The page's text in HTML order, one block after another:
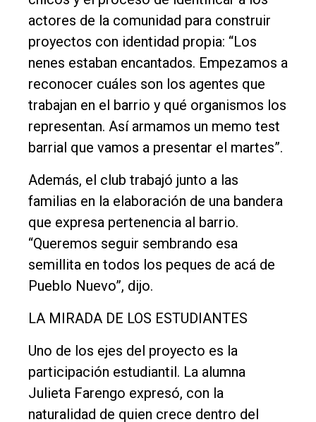
actores de la comunidad para construir
proyectos con identidad propia: “Los
nenes estaban encantados. Empezamos a
reconocer cuáles son los agentes que
trabajan en el barrio y qué organismos los
representan. Así armamos un memo test
barrial que vamos a presentar el martes”.
Además, el club trabajó junto a las
familias en la elaboración de una bandera
que expresa pertenencia al barrio.
“Queremos seguir sembrando esa
semillita en todos los peques de acá de
Pueblo Nuevo”, dijo.
LA MIRADA DE LOS ESTUDIANTES
Uno de los ejes del proyecto es la
participación estudiantil. La alumna
Julieta Farengo expresó, con la
naturalidad de quien crece dentro del